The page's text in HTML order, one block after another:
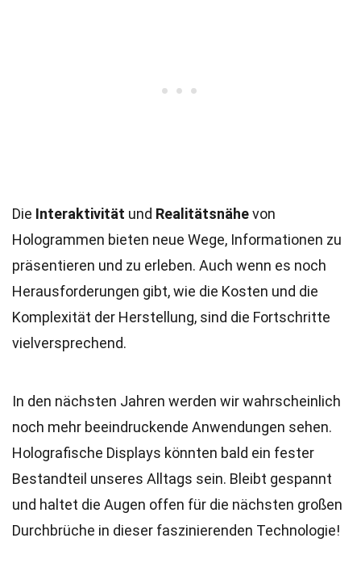
Die Interaktivität und Realitätsnähevon
Hologrammen bieten neue Wege, Informationen zu
präsentieren und zu erleben. Auch wenn es noch
Herausforderungen gibt, wie die Kosten und die
Komplexität der Herstellung, sind die Fortschritte
vielversprechend.
In den nächsten Jahren werden wir wahrscheinlich
noch mehr beeindruckende Anwendungen sehen.
Holografische Displays könnten bald ein fester
Bestandteil unseres Alltags sein. Bleibt gespannt
und haltet die Augen offen für die nächsten großen
Durchbrüche in dieser faszinierenden Technologie!